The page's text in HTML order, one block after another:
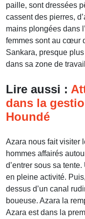
paille, sont dressées
cassent des pierres,
mains plongées dans
femmes sont au cœur
Sankara, presque
dans sa zone de
Lire aussi :
dans la
Houndé
Azara nous fait visiter
hommes affairés
d’entrer sous sa
en pleine activité.
dessus d’un canal
boueuse. Azara la
Azara est dans la